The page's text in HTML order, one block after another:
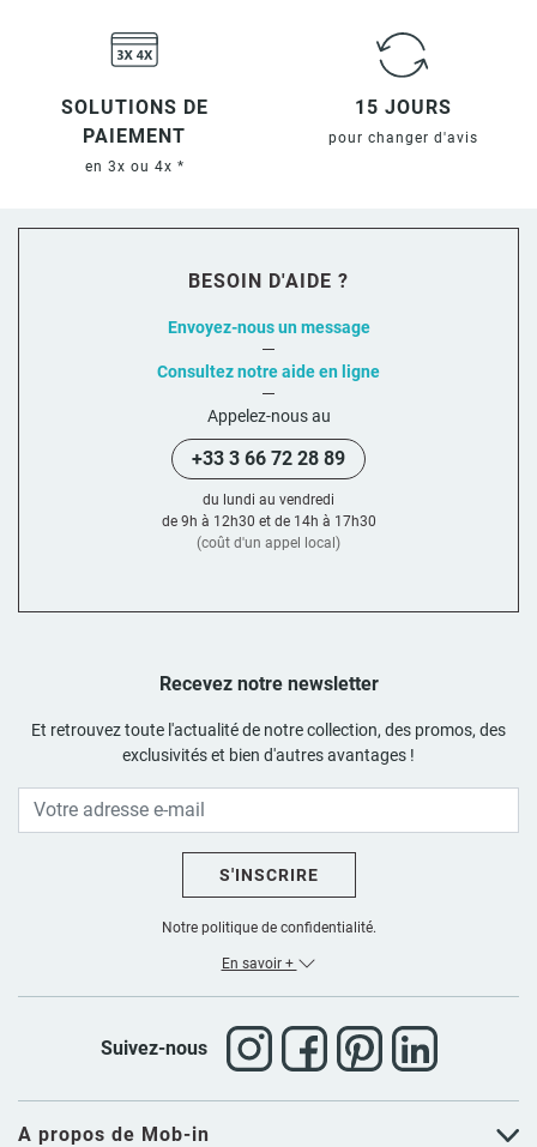
SOLUTIONS DE
PAIEMENT
en 3x ou 4x *
15 JOURS
pour changer d'avis
A propos de Mob-in
Recevez notre newsletter
Et retrouvez toute l'actualité de notre collection, des promos, des
exclusivités et bien d'autres avantages !
S'INSCRIRE
Notre politique de confidentialité.
En savoir +
Suivez-nous
BESOIN D'AIDE ?
Envoyez-nous un message
Consultez notre aide en ligne
Appelez-nous au
+33 3 66 72 28 89
du lundi au vendredi
de 9h à 12h30 et de 14h à 17h30
(coût d'un appel local)